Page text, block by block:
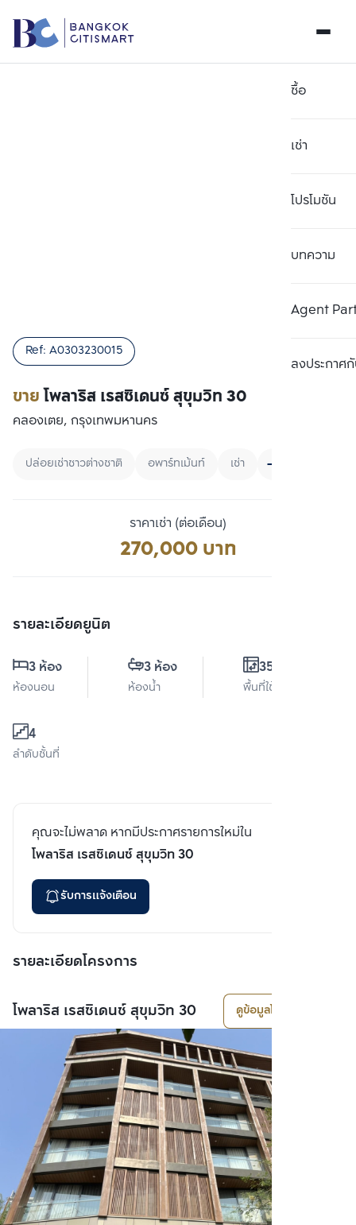
ซื้อ
เช่า
โปรโมชัน
บทความ
Agent
ลงประกาศกั
ขายโพลาริส เรสซิเดนซ์ สุขุมวิท 30
Ref: A0303230015
คลองเตย, กรุงเทพมหานคร
ปล่อยเช่าชาวต่างชาติ อพาร์ทเม้นท์ เช่า
ราคาเช่า (ต่อเดือน)
270,000 บาท
รายละเอียดยูนิต
3 ห้อง
ห้องนอน
3 ห้อง
ห้องน้ำ
355 ตร.ม.
พื้นที่ใช้สอย
4
ลำดับชั้นที่
คุณจะไม่พลาด หากมีประกาศรายการใหม่ใน
โพลาริส เรสซิเดนซ์ สุขุมวิท 30
รับการแจ้งเตือน
รายละเอียดโครงการ
โพลาริส เรสซิเดนซ์ สุขุมวิท 30 ดูข้อมูลโครงการ
เปรียบเทียบ